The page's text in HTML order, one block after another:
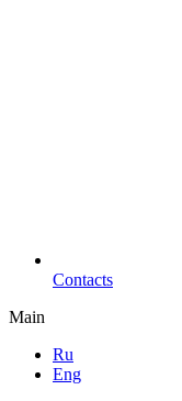
Contacts
Main
Ru
Eng